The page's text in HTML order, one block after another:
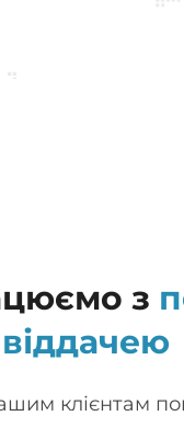
з
віддачею
клієнтам